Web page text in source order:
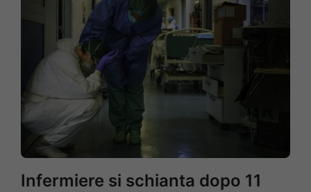
Infermiere si schianta dopo 11